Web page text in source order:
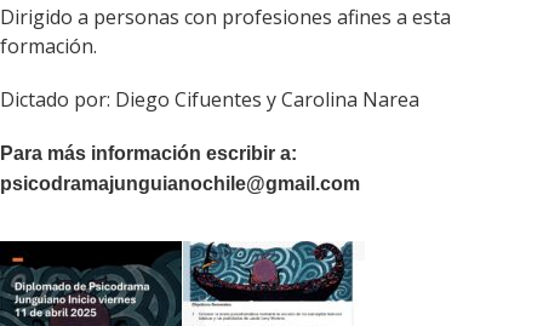
Dirigido a personas con profesiones afines a esta
formación.
Dictado por: Diego Cifuentes y Carolina Narea
Para más información escribir a:
psicodramajunguianochile@gmail.com